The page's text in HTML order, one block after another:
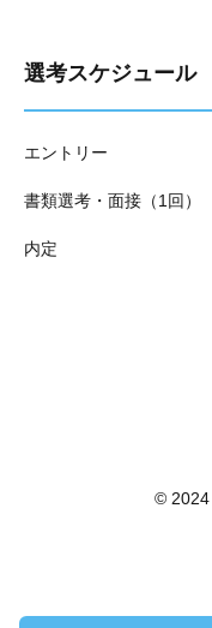
選考スケジュール
エントリー
書類選考・面接（1回）
内定
© 2024